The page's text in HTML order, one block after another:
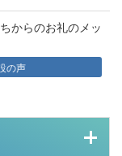
からのお礼のメッ
の声